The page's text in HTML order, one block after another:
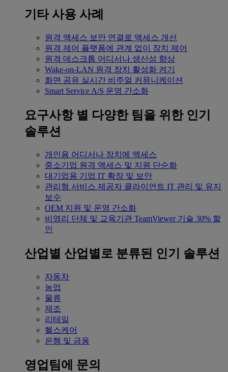
기타 사용 사례
원격 액세스 보안 연결로 액세스 개선
원격 제어 플랫폼에 관계 없이 장치 제어
원격 데스크톱 어디서나 생산성 향상
Wake-on-LAN 원격 장치 활성화 켜기
화면 공유 실시간 비주얼 커뮤니케이션
Smart Service A/S 운영 간소화
요구사항 별 다양한 팀을 위한 인기
솔루션
개인용 어디서나 장치에 액세스
중소기업 원격 액세스 및 지원 단순화
대기업용 기업 IT 확장 및 보안
관리형 서비스 제공자 클라이언트 IT 관리 및 유지
보수
OEM 지원 및 운영 간소화
비영리 단체 및 교육기관 TeamViewer 기술 30% 할
인
산업별 산업별로 분류된 인기 솔루션
자동차
농업
물류
제조
리테일
헬스케어
은행 및 금융
영업팀에 문의